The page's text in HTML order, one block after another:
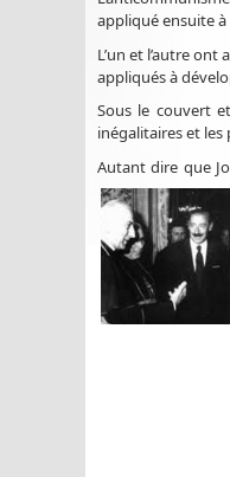
appliqué ensuite
L’un et l’autre
appliqués à
Sous le couvert
inégalitaires et
Autant dire que